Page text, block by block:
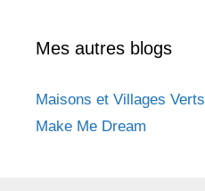
Mes autres blogs
Maisons et Villages Verts
Make Me Dream